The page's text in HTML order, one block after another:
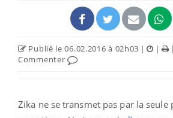
Publié le 06.02.2016 à 02h03 | |
Commenter
Zika ne se transmet pas par la seule